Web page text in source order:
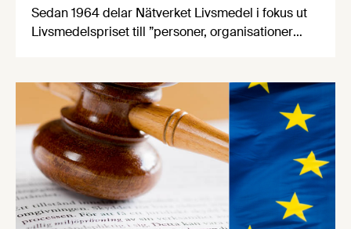
Sedan 1964 delar Nätverket Livsmedel i fokus ut
Livsmedelspriset till ”personer, organisationer
förutsättningar för att öka livsmedelsnäringens
konkurrenskraft och utveckling”. Passa på att
nominera en eller flera kandidater senast den 21
april! Bland de nomineringar som kommer in
kommer en jury …